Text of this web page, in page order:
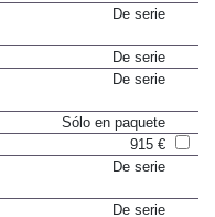
920 €
De serie
Sólo en paquete
915 €